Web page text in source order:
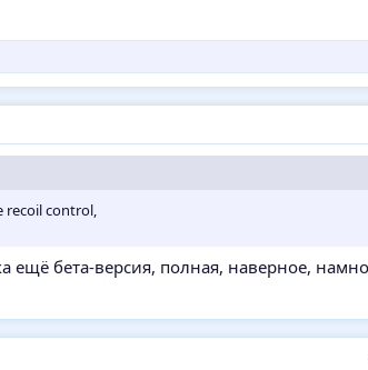
recoil control,
ещё бета-версия, полная, наверное,